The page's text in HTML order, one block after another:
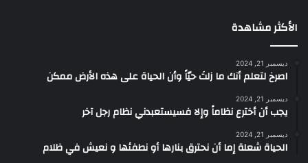
الأكثر مشاهدة
ديسمبر 21, 2024
‫اصرخ لتعلم أنك ما زلتَ حيّاً وأن الحياة على هذه الأرض ممكن
ديسمبر 21, 2024
يجب أن أخترع نظاماً وإلا فسيستعبدني نظام رجل آخر
ديسمبر 21, 2024
الحياة شعلة إما أن نحترق بنارها أو نطفئها و نعيش في ظلام